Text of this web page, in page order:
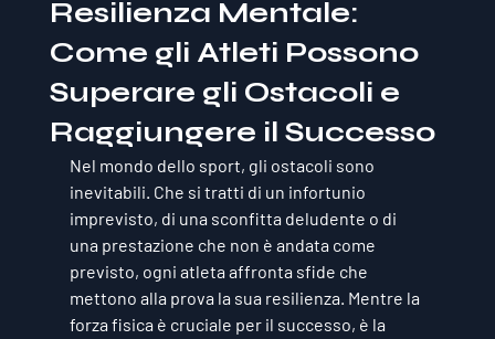
Resilienza Mentale:
Come gli Atleti Possono
Superare gli Ostacoli e
Raggiungere il Successo
Nel mondo dello sport, gli ostacoli sono
inevitabili. Che si tratti di un infortunio
imprevisto, di una sconfitta deludente o di
una prestazione che non è andata come
previsto, ogni atleta affronta sfide che
mettono alla prova la sua resilienza. Mentre la
forza fisica è cruciale per il successo, è la